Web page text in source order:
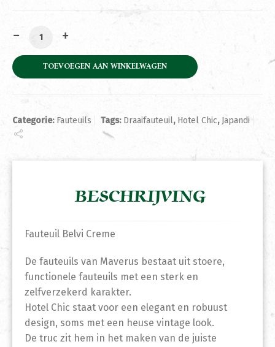
Fauteuil Belvi Creme aantal
TOEVOEGEN AAN WINKELWAGEN
Categorie: Fauteuils Tags: Draaifauteuil, Hotel Chic, Japandi
BESCHRIJVING
Fauteuil Belvi Creme
De fauteuils van Maverus bestaat uit stoere,
functionele fauteuils met een sterk en
zelfverzekerd karakter.
Hotel Chic staat voor een elegant en robuust
design, soms met een heuse vintage look.
De truc zit hem in het maken van de juiste